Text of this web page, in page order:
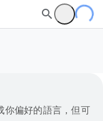
你偏好的語言，但可